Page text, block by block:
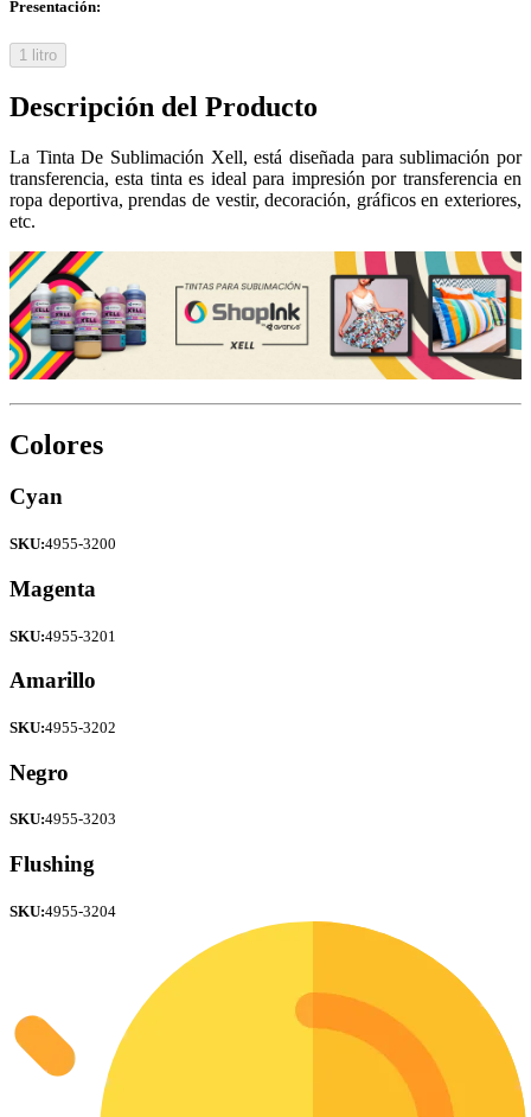
Presentación:
1 litro
Descripción del Producto
La Tinta De Sublimación Xell, está diseñada para sublimación por
transferencia, esta tinta es ideal para impresión por transferencia en
ropa deportiva, prendas de vestir, decoración, gráficos en exteriores,
etc.
Colores
Cyan
SKU:4955-3200
Magenta
SKU:4955-3201
Amarillo
SKU:4955-3202
Negro
SKU:4955-3203
Flushing
SKU:4955-3204